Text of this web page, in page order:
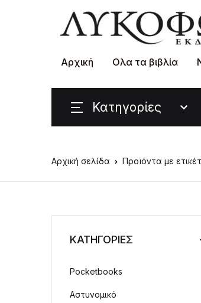
Αρχική Ολα τα βιβλία
Κατηγορίες
Αρχική σελίδα Προϊόντα με
ΚΑΤΗΓΟΡΙΕΣ
Pocketbooks
Αστυνομικό